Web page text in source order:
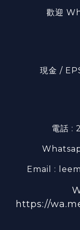
歡迎
現金 /
電話 :
Email :
https://